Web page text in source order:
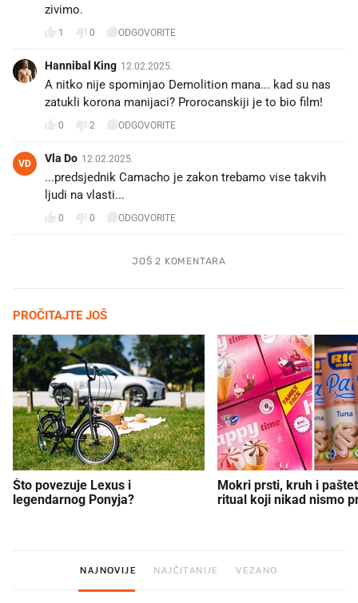
zivimo.
1 0 ODGOVORITE
Hannibal King 12.02.2025.
A nitko nije spominjao Demolition mana... kad su nas
zatukli korona manijaci? Prorocanskiji je to bio film!
0 2 ODGOVORITE
VD Vla Do 12.02.2025.
...predsjednik Camacho je zakon trebamo vise takvih
ljudi na vlasti...
0 0 ODGOVORITE
JOŠ 2 KOMENTARA
PROČITAJTE JOŠ
Što povezuje Lexus i
legendarnog Ponyja?
Mokri prsti, kruh i
ritual koji nikad nismo
NAJNOVIJE NAJČITANIJE VEZANO